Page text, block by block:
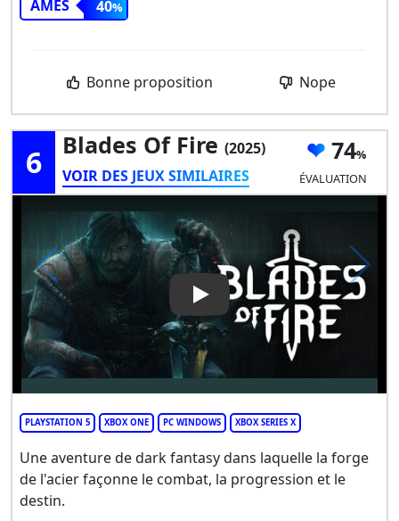
ÂMES 40
Bonne proposition Nope
6 Blades Of Fire (2025)
VOIR DES JEUX SIMILAIRES
74
ÉVALUATION
Play Video: Blades of Fire
PLAYSTATION 5 XBOX ONE PC WINDOWS XBOX SERIES X
Une aventure de dark fantasy dans laquelle la forge
de l'acier façonne le combat, la progression et le
destin.